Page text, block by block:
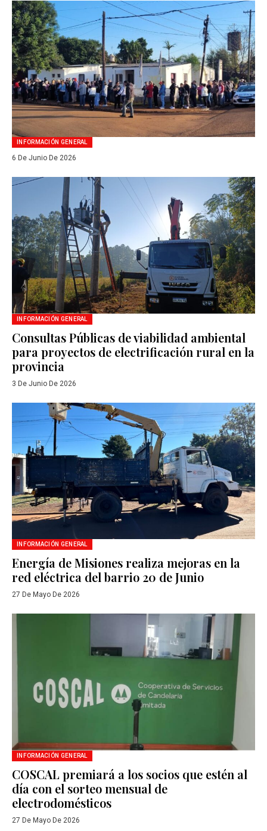
INFORMACIÓN GENERAL
6 De Junio De 2026
INFORMACIÓN GENERAL
Consultas Públicas de viabilidad ambiental
para proyectos de electrificación rural en la
provincia
3 De Junio De 2026
INFORMACIÓN GENERAL
Energía de Misiones realiza mejoras en la
red eléctrica del barrio 20 de Junio
27 De Mayo De 2026
INFORMACIÓN GENERAL
COSCAL premiará a los socios que estén al
día con el sorteo mensual de
electrodomésticos
27 De Mayo De 2026